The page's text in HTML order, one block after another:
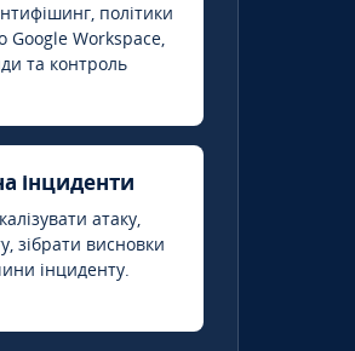
політики
Google Workspace,
та контроль
інциденти
атаку,
зібрати висновки
інциденту.